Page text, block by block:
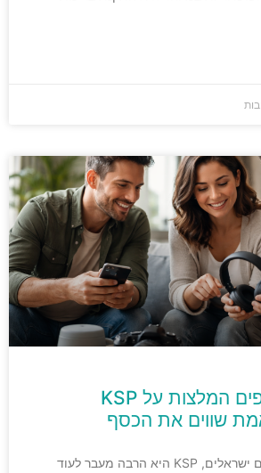
לקוחות משתפים המלצות על KSP
שווים את הכסף
עבור לא מעט צרכנים ישראלים, KSP היא הרבה מעבר לעוד